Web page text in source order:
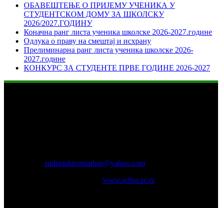
ОБАВЕШТЕЊЕ О ПРИЈЕМУ УЧЕНИКА У
СТУДЕНТСКОМ ДОМУ ЗА ШКОЛСКУ
2026/2027.ГОДИНУ
Коначна ранг листа ученика школске 2026-2027.године
Одлука о праву на смештај и исхрану
Прелиминарна ранг листа ученика школске 2026-
2027.године
КОНКУРС ЗА СТУДЕНТЕ ПРВЕ ГОДИНЕ 2026-2027
sudentskicentarbor@yahoo.com
www.scbor.ac.rs